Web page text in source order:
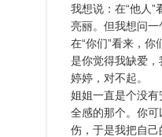
我想说：在“他人
亮丽。但我想问
在“你们”看来，
是你觉得我缺爱，
婷婷，对不起。
姐姐一直是个没
全感的那个。你
伤，于是我把自